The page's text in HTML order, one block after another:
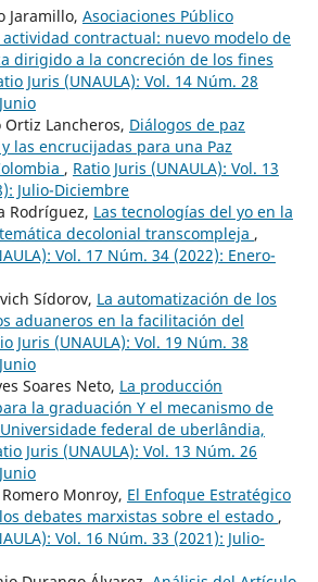
Jaramillo, Asociaciones Público
actividad contractual: nuevo modelo de
dirigido a la concreción de los fines
Juris (UNAULA): Vol. 14 Núm. 28
Ortiz Lancheros, Diálogos de paz
las encrucijadas para una Paz
, Ratio Juris (UNAULA): Vol. 13
Julio-Diciembre
Rodríguez, Las tecnologías del yo en la
decolonial transcompleja ,
Vol. 17 Núm. 34 (2022): Enero-
Sídorov, La automatización de los
aduaneros en la facilitación del
Juris (UNAULA): Vol. 19 Núm. 38
Soares Neto, La producción
la graduación Y el mecanismo de
federal de uberlândia,
Juris (UNAULA): Vol. 13 Núm. 26
Monroy, El Enfoque Estratégico
debates marxistas sobre el estado ,
Vol. 16 Núm. 33 (2021): Julio-